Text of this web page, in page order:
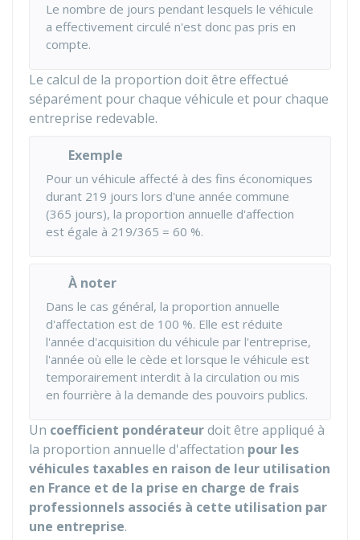
Le nombre de jours pendant lesquels le véhicule
a effectivement circulé n'est donc pas pris en
compte.
Le calcul de la proportion doit être effectué
séparément pour chaque véhicule et pour chaque
entreprise redevable.
Exemple
Pour un véhicule affecté à des fins économiques
durant 219 jours lors d'une année commune
(365 jours), la proportion annuelle d'affection
est égale à 219/365 = 60 %.
À noter
Dans le cas général, la proportion annuelle
d'affectation est de 100 %. Elle est réduite
l'année d'acquisition du véhicule par l'entreprise,
l'année où elle le cède et lorsque le véhicule est
temporairement interdit à la circulation ou mis
en fourrière à la demande des pouvoirs publics.
Un coefficient pondérateurdoit être appliqué à
la proportion annuelle d'affectation pour les
véhicules taxables en raison de leur utilisation
en France et de la prise en charge de frais
professionnels associés à cette utilisation par
une entreprise.